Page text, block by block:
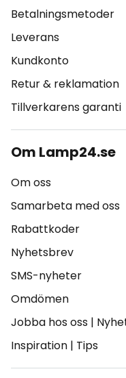
Betalningsmetoder
Leverans
Kundkonto
Retur & reklamation
Tillverkarens garanti
Om Lamp24.se
Om oss
Samarbeta med oss
Rabattkoder
Nyhetsbrev
SMS-nyheter
Omdömen
Jobba hos oss |
Inspiration | Tips